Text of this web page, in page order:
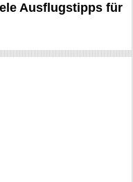
Ausflugstipps für